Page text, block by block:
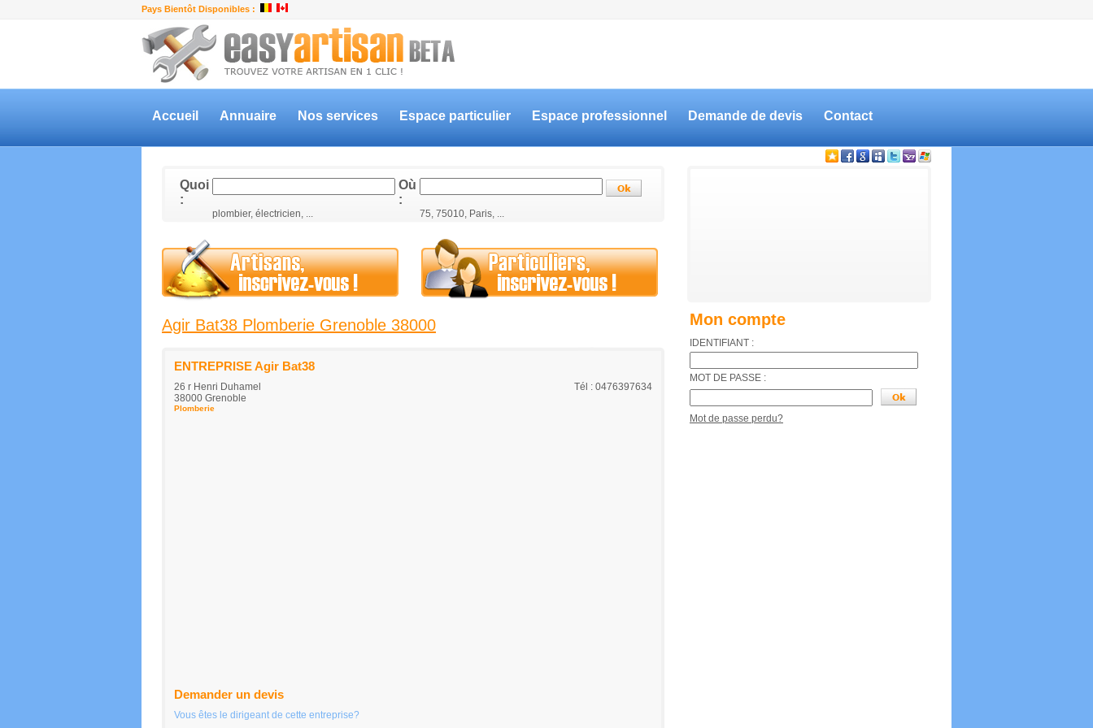
Pays Bientôt Disponibles :
Accueil Annuaire Nos services Espace particulier Espace professionnel Demande de devis Contact
Mon compte
IDENTIFIANT :
MOT DE PASSE :
Mot de passe perdu?
Quoi
:
Où
:
plombier, électricien, ... 75, 75010, Paris, ...
Agir Bat38 Plomberie Grenoble 38000
ENTREPRISE Agir Bat38
26 r Henri Duhamel
38000 Grenoble
Tél : 0476397634
Plomberie
Demander un devis
Vous êtes le dirigeant de cette entreprise?